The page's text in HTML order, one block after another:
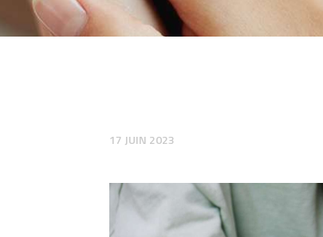
17 JUIN 2023